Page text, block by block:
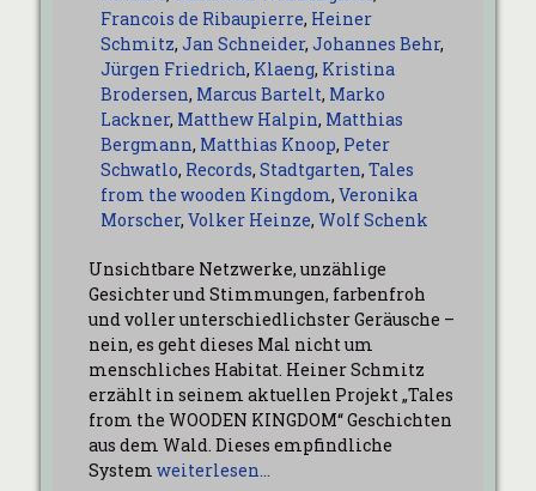
Francois de Ribaupierre, Heiner
Schmitz, Jan Schneider, Johannes Behr,
Jürgen Friedrich, Klaeng, Kristina
Brodersen, Marcus Bartelt, Marko
Lackner, Matthew Halpin, Matthias
Bergmann, Matthias Knoop, Peter
Schwatlo, Records, Stadtgarten, Tales
from the wooden Kingdom, Veronika
Morscher, Volker Heinze, Wolf Schenk
Unsichtbare Netzwerke, unzählige
Gesichter und Stimmungen, farbenfroh
und voller unterschiedlichster Geräusche –
nein, es geht dieses Mal nicht um
menschliches Habitat. Heiner Schmitz
erzählt in seinem aktuellen Projekt „Tales
from the WOODEN KINGDOM“ Geschichten
aus dem Wald. Dieses empfindliche
System weiterlesen…